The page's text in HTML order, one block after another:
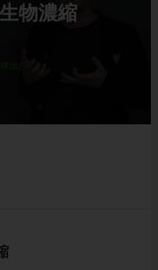
物濃縮